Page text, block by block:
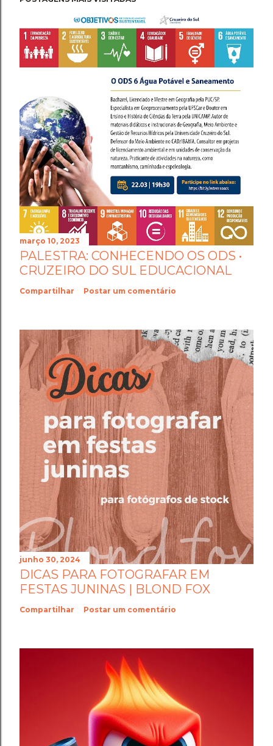
março 10, 2023
PALESTRA: CONHECENDO OS ODS •
CRUZEIRO DO SUL EDUCACIONAL
Compartilhar Postar um comentário
junho 30, 2024
DICAS PARA FOTOGRAFAR EM
FESTAS JUNINAS | BLOND FOX
Compartilhar Postar um comentário